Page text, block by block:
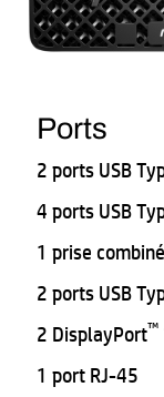
Ports
2 ports USB
4 ports USB
1 prise
2 ports USB
2 DisplayPort™
1 port RJ-45